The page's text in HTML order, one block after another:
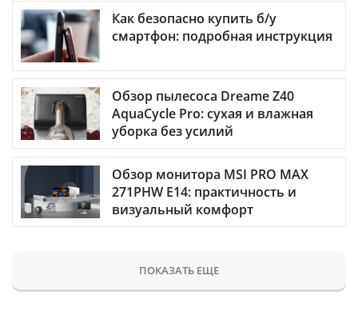
Как безопасно купить б/у
смартфон: подробная инструкция
Обзор пылесоса Dreame Z40
AquaCycle Pro: сухая и влажная
уборка без усилий
Обзор монитора MSI PRO MAX
271PHW E14: практичность и
визуальный комфорт
ПОКАЗАТЬ ЕЩЕ